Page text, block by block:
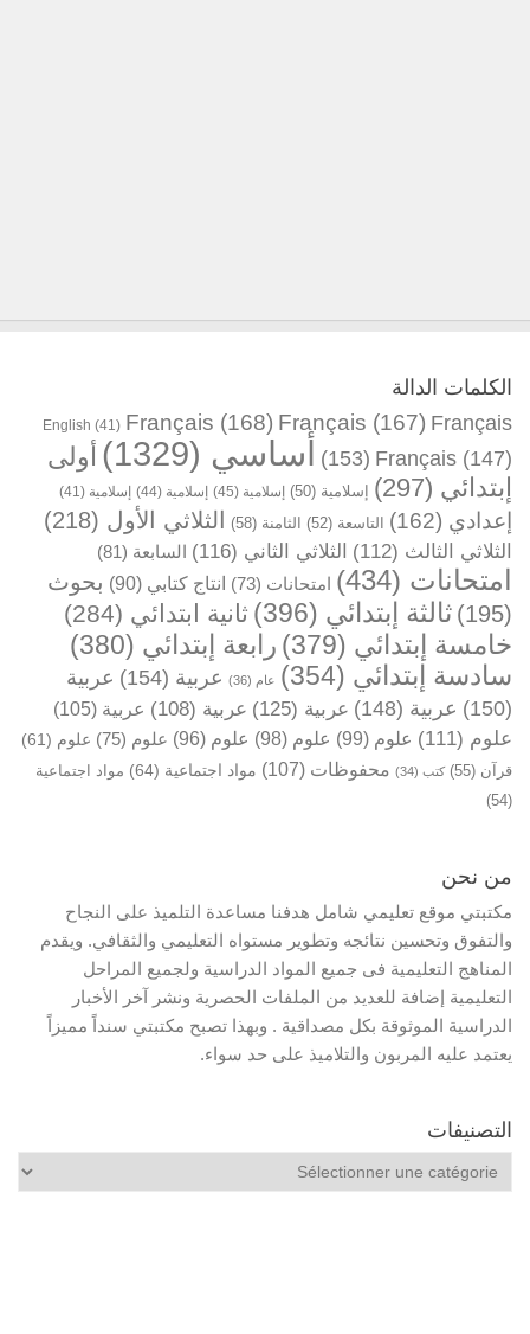
الكلمات الدالة
English (41) Français (168) Français (167) Français
(153) Français (147) أساسي (1329)
أولى
إبتدائي (297) إسلامية (50) إسلامية (45) إسلامية (44) إسلامية (41)
إعدادي (162) التاسعة (52) الثامنة (58) الثلاثي الأول (218)
الثلاثي الثالث (112) الثلاثي الثاني (116) السابعة (81)
امتحانات (434) امتحانات (73) انتاج كتابي (90)
بحوث
(195)
ثالثة إبتدائي (396) ثانية ابتدائي (284)
خامسة إبتدائي (379) رابعة إبتدائي (380)
سادسة إبتدائي (354) عام (36) عربية (154)
عربية
(150)
عربية (148) عربية (125) عربية (108) عربية (105)
علوم (111) علوم (99) علوم (98) علوم (96) علوم (75) علوم (61)
قرآن (55) كتب (34) محفوظات (107) مواد اجتماعية (64)
مواد اجتماعية
(54)
من نحن
مكتبتي موقع تعليمي شامل هدفنا مساعدة التلميذ على النجاح
والتفوق وتحسين نتائجه وتطوير مستواه التعليمي والثقافي. ويقدم
المناهج التعليمية فى جميع المواد الدراسية ولجميع المراحل
التعليمية إضافة للعديد من الملفات الحصرية ونشر آخر الأخبار
الدراسية الموثوقة بكل مصداقية . وبهذا تصبح مكتبتي سنداً مميزاً
يعتمد عليه المربون والتلاميذ على حد سواء.
التصنيفات
التصنيفات